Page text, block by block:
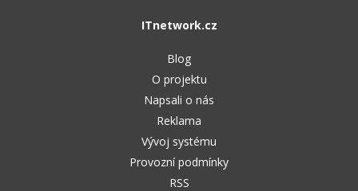
ITnetwork.cz
Blog
O projektu
Napsali o nás
Reklama
Vývoj systému
Provozní podmínky
RSS